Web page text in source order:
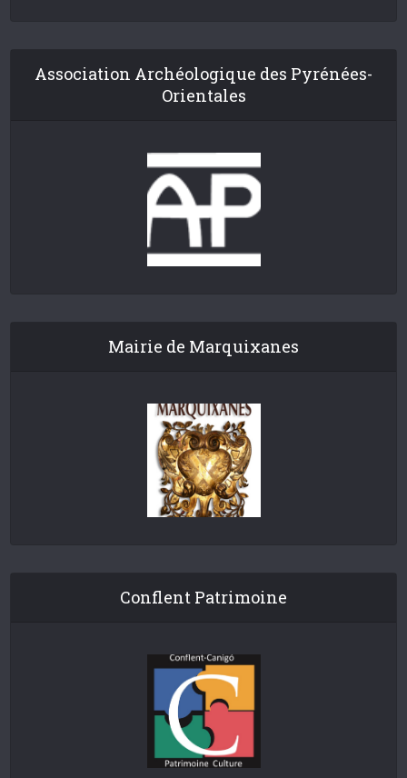
Association Archéologique des Pyrénées-
Orientales
Mairie de Marquixanes
Conflent Patrimoine